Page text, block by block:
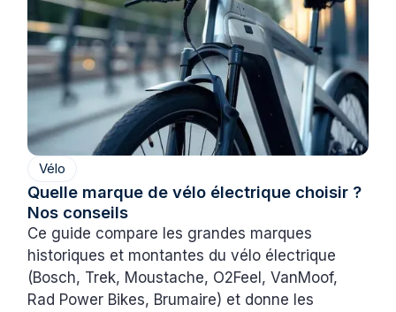
Vélo
Quelle marque de vélo électrique choisir ?
Nos conseils
Ce guide compare les grandes marques
historiques et montantes du vélo électrique
(Bosch, Trek, Moustache, O2Feel, VanMoof,
Rad Power Bikes, Brumaire) et donne les